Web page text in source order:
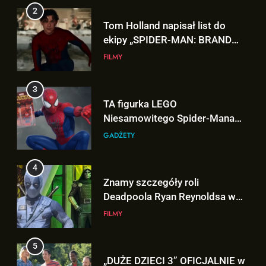
3
TA figurka LEGO
Niesamowitego Spider-Mana
jest warta tysiące dolarów!
GADŻETY
4
Znamy szczegóły roli
Deadpoola Ryan Reynoldsa w
„AVENGERS: DOOMSDAY”!
FILMY
5
„DUŻE DZIECI 3” OFICJALNIE w
produkcji Netflixa!
FILMY
6
Nowe szczegoły o żonie
5